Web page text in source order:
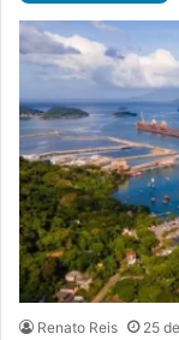
Renato Reis 25